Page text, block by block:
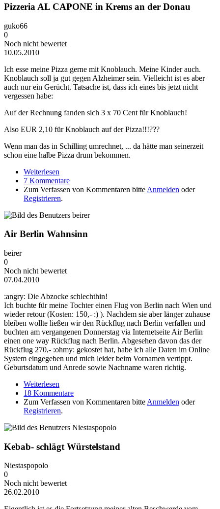
Pizzeria AL CAPONE in Krems an der Donau
guko66
0
Noch nicht bewertet
10.05.2010
Ich esse meine Pizza gerne mit Knoblauch. Meine Kinder auch.
Knoblauch soll ja gut gegen Alzheimer sein. Vielleicht ist es aber
auch nur ein Gerücht. Tatsache ist, dass ich eines bis jetzt nicht
vergessen habe:
Auf der Rechnung fanden sich 3 x 70 Cent für Knoblauch!
Also EUR 2,10 für Knoblauch auf der Pizza!!!???
Wenn man das in Schilling umrechnet, ... da hätte man seinerzeit
schon eine halbe Pizza drum bekommen.
Weiterlesen
Donau
7 Kommentare
Zum Verfassen von Kommentaren bitte Anmelden oder
Registrieren.
Air Berlin Wahnsinn
beirer
0
Noch nicht bewertet
07.04.2010
:angry: Die Abzocke schlechthin!
Ich buchte für meine Tochter einen Flug von Berlin nach Wien und
wieder retour (Kosten: 150,- :) ). Nachdem sie aber länger zuhause
bleiben wollte ließen wir den Rückflug nach Berlin verfallen und
buchten am vergangenen Donnerstag via Internetseite Air Berlin
einen one way Rückflug nach Berlin. Abgesehen davon das der
Rückflug 270,- :ohmy: gekostet hat, habe ich alle Daten im Online
System eingegeben und mich leider beim Vornamen vertippt.
Geburtsdatum und Anrede sowie Nachname waren richtig.
Weiterlesen
18 Kommentare
Zum Verfassen von Kommentaren bitte Anmelden oder
Registrieren.
Kebab- schlägt Würstelstand
Niestaspopolo
0
Noch nicht bewertet
26.02.2010